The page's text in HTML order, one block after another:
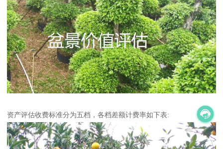
资产评估收费标准分为五档，各档差额计费率如下表: